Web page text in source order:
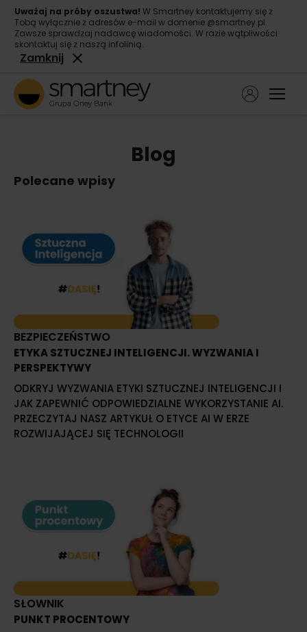
Uważaj na próby oszustwa! W Smartney kontaktujemy się z
Tobą wyłącznie z adresów e-mail w domenie @smartney.pl.
Zawsze sprawdzaj nadawcę wiadomości. W razie wątpliwości
skontaktuj się z naszą infolinią.
Zamknij
Pożyczka konsolidacyjna
Blog
Polecane wpisy
BEZPIECZEŃSTWO
ETYKA SZTUCZNEJ INTELIGENCJI. WYZWANIA I
PERSPEKTYWY
ODKRYJ WYZWANIA ETYKI SZTUCZNEJ INTELIGENCJI I
JAK ZAPEWNIĆ ODPOWIEDZIALNE WYKORZYSTANIE AI.
PRZECZYTAJ NASZ ARTYKUŁ O ETYCE AI W ERZE
ROZWIJAJĄCEJ SIĘ TECHNOLOGII
SŁOWNIK
PUNKT PROCENTOWY